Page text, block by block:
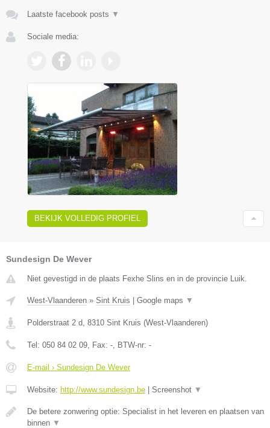
Laatste facebook posts ▼
Sociale media:
BEKIJK VOLLEDIG PROFIEL
Sundesign De Wever
Niet gevestigd in de plaats Fexhe Slins en in de provincie Luik.
West-Vlaanderen » Sint Kruis Google maps ▼
Polderstraat 2 d, 8310 Sint Kruis (West-Vlaanderen)
Tel: 050 84 02 09, Fax: -, BTW-nr: -
E-mail › Sundesign De Wever
Website: http://www.sundesign.be Screenshot ▼
De betere zonwering optie: Specialist in het leveren en plaatsen van
binnen ▼